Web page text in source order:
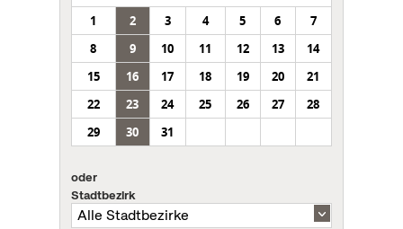
1
2 3 4 5 6
7
8
9 10 11 12 13
14
15
16 17 18 19 20
21
22
23 24 25 26 27
28
29
30 31
oder
Stadtbezirk